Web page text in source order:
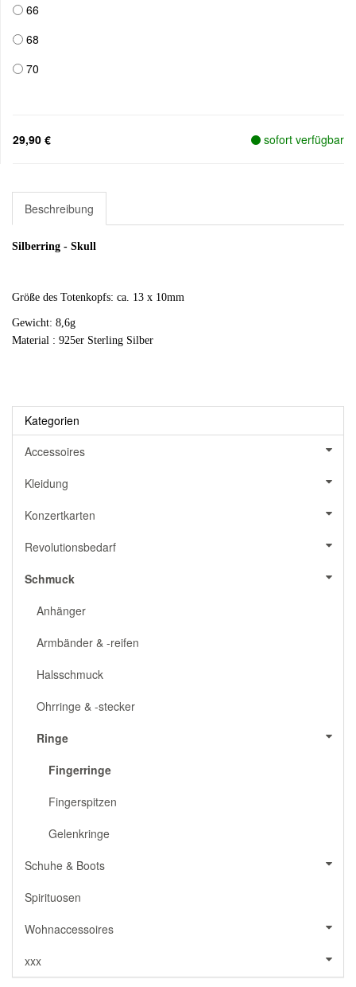
66
68
70
29,90 € sofort verfügbar
Beschreibung
Silberring - Skull
Größe des Totenkopfs: ca. 13 x 10mm
Gewicht: 8,6g
Material : 925er Sterling Silber
Kategorien
Accessoires
Kleidung
Konzertkarten
Revolutionsbedarf
Schmuck
Anhänger
Armbänder & -reifen
Halsschmuck
Ohrringe & -stecker
Ringe
Fingerringe
Fingerspitzen
Gelenkringe
Schuhe & Boots
Spirituosen
Wohnaccessoires
xxx